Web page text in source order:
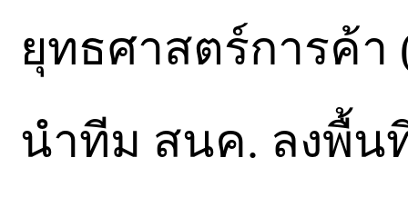
ยุทธศาสตร์การค้
นำทีม สนค. ลงพื้น